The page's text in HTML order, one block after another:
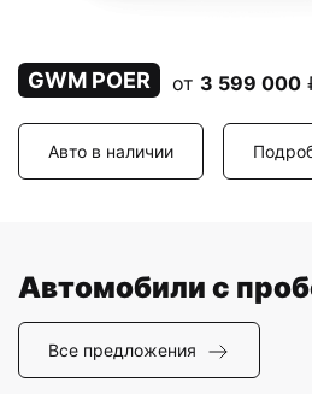
GWM POER от 3 599 000
Авто в наличии
Автомобили с
Все предложения